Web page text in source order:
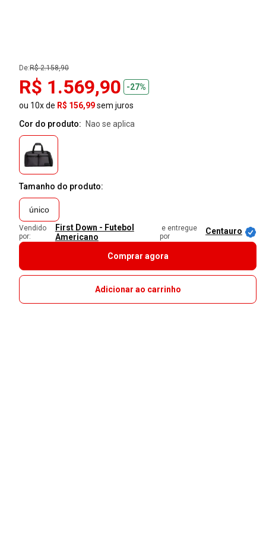
De:R$ 2.158,90
R$ 1.569,90
-27%
ou 10x de R$ 156,99sem juros
Cor do produto:
nao se aplica
Tamanho do produto:
único
Vendido
por:
First Down - Futebol
Americano
e entregue
por
Centauro
Comprar agora
Adicionar ao carrinho